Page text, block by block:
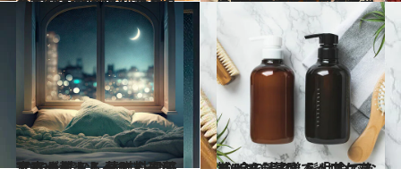
2023.11.17
【#6を読む】薬膳料理研究家が教える 体と心を整えるナイトルーティーン
ビューティ＆ヘルス 2023.11.18
【#7を読む】髪は命でなく“余りもの”。「血」を補って、薬膳でヘアケアを！
ビューティ＆ヘルス